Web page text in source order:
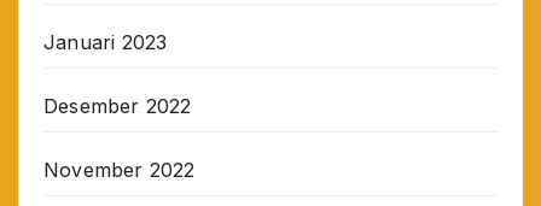
Januari 2023
Desember 2022
November 2022